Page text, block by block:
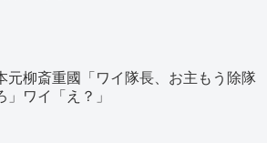
元柳斎重國「ワイ隊長、お主もう除隊
」ワイ「え？」